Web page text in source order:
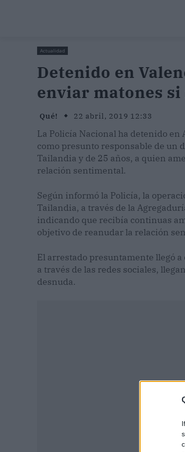
Actualidad
Detenido en
enviar matones
Qué! 22 abril, 2019 12:33
La Policía Nacional ha detenido en
como presunto responsable de un
Tailandia y de 25 años, a quien
relación sentimental.
Según informó la Policía, la
Tailandia, a través de la
indicando que recibía continuas
objetivo de reanudar la relación
El arrestado presuntamente llegó
a través de las redes sociales,
desnuda.